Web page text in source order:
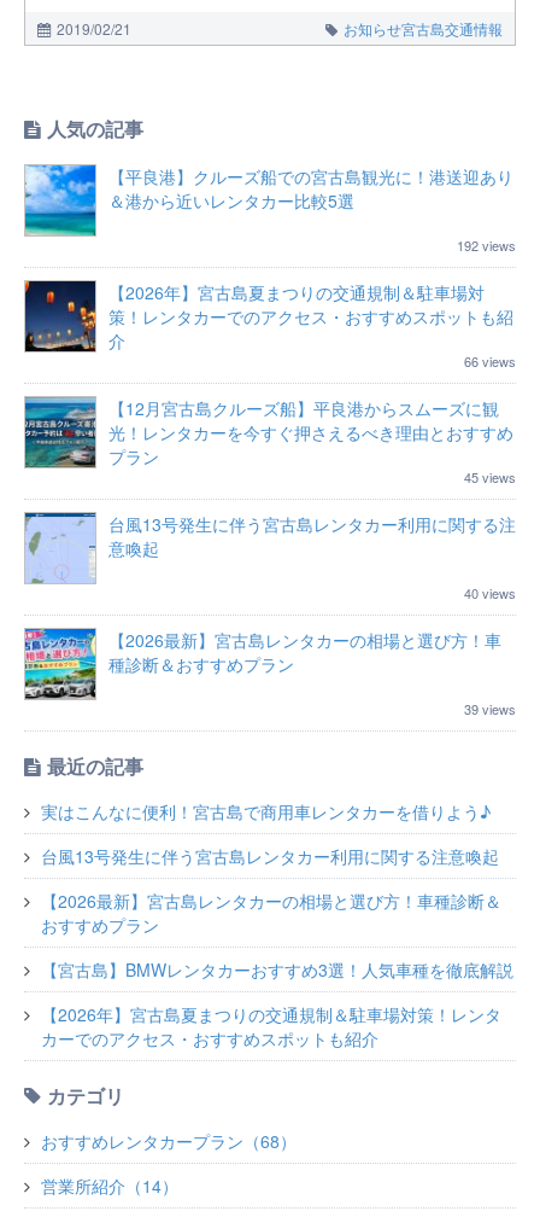
2019/02/21 お知らせ宮古島交通情報
人気の記事
【平良港】クルーズ船での宮古島観光に！港送迎あり
＆港から近いレンタカー比較5選
192 views
【2026年】宮古島夏まつりの交通規制＆駐車場対
策！レンタカーでのアクセス・おすすめスポットも紹
介
66 views
【12月宮古島クルーズ船】平良港からスムーズに観
光！レンタカーを今すぐ押さえるべき理由とおすすめ
プラン
45 views
台風13号発生に伴う宮古島レンタカー利用に関する注
意喚起
40 views
【2026最新】宮古島レンタカーの相場と選び方！車
種診断＆おすすめプラン
39 views
最近の記事
実はこんなに便利！宮古島で商用車レンタカーを借りよう♪
台風13号発生に伴う宮古島レンタカー利用に関する注意喚起
【2026最新】宮古島レンタカーの相場と選び方！車種診断＆
おすすめプラン
【宮古島】BMWレンタカーおすすめ3選！人気車種を徹底解説
【2026年】宮古島夏まつりの交通規制＆駐車場対策！レンタ
カーでのアクセス・おすすめスポットも紹介
カテゴリ
おすすめレンタカープラン（68）
営業所紹介（14）